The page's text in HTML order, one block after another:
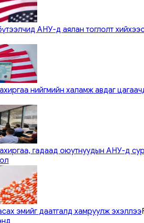
АНУ-д аялан тоглолт
нийгмийн халамж авдаг
гадаад оюутнуудын АНУ-д
эмийг даатгалд хамруулж эхэллээ